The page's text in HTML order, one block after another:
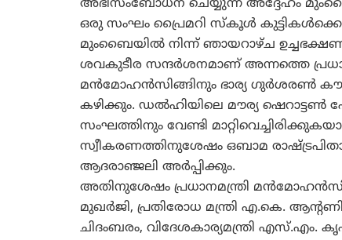
അഭിസംബോധന ചെയ്യുന്ന അദ്ദേഹം
ഒരു സംഘം പ്രൈമറി സ്‌കൂള്‍
മുംബൈയില്‍ നിന്ന് ഞായറാഴ്ച
ശവകുടീര സന്ദര്‍ശനമാണ് അന്നത്തെ പ്രധാന
മന്‍മോഹന്‍സിങ്ങിനും ഭാര്യ ഗുര്‍ശരണ്‍
കഴിക്കും. ഡല്‍ഹിയിലെ മൗര്യ
സംഘത്തിനും വേണ്ടി
സ്വീകരണത്തിനുശേഷം ഒബാമ
ആദരാഞ്ജലി അര്‍പ്പിക്കും.
അതിനുശേഷം പ്രധാനമന്ത്രി
മുഖര്‍ജി, പ്രതിരോധ മന്ത്രി എ.കെ.
ചിദംബരം, വിദേശകാര്യമന്ത്രി